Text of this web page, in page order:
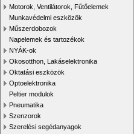
Motorok, Ventilátorok, Fűtőelemek
Munkavédelmi eszközök
Műszerdobozok
Napelemek és tartozékok
NYÁK-ok
Okosotthon, Lakáselektronika
Oktatási eszközök
Optoelektronika
Peltier modulok
Pneumatika
Szenzorok
Szerelési segédanyagok